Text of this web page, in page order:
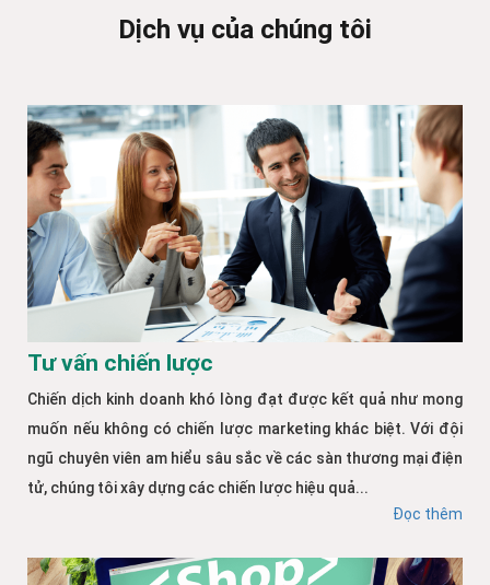
Dịch vụ của chúng tôi
Tư vấn chiến lược
Chiến dịch kinh doanh khó lòng đạt được kết quả như mong
muốn nếu không có chiến lược marketing khác biệt. Với đội
ngũ chuyên viên am hiểu sâu sắc về các sàn thương mại điện
tử, chúng tôi xây dựng các chiến lược hiệu quả...
Đọc thêm